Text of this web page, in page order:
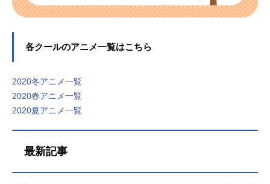
各クールのアニメ一覧はこちら
2020冬アニメ一覧
2020春アニメ一覧
2020夏アニメ一覧
最新記事